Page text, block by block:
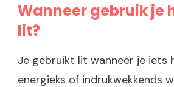
Wanneer gebruik je
lit?
Je gebruikt lit wanneer je iets
energieks of indrukwekkends